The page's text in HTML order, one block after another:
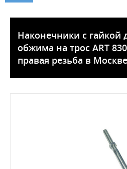
Наконечники с гайкой
обжима на трос ART
правая резьба в Москве